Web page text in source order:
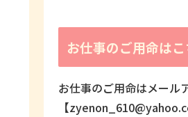
お仕事のご用命はこ
お仕事のご用命はメール
【